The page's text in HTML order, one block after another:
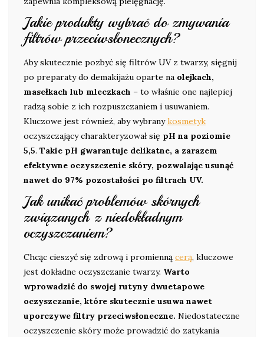
Jakie produkty wybrać do zmywania
filtrów przeciwsłonecznych?
Aby skutecznie pozbyć się filtrów UV z twarzy, sięgnij
po preparaty do demakijażu oparte na olejkach,
masełkach lub mleczkach – to właśnie one najlepiej
radzą sobie z ich rozpuszczaniem i usuwaniem.
Kluczowe jest również, aby wybranykosmetyk
oczyszczający charakteryzował się pH na poziomie
5,5. Takie pH gwarantuje delikatne, a zarazem
efektywne oczyszczenie skóry, pozwalając usunąć
nawet do 97% pozostałości po filtrach UV.
Jak unikać problemów skórnych
związanych z niedokładnym
oczyszczaniem?
Chcąc cieszyć się zdrową i promienną cerą, kluczowe
jest dokładne oczyszczanie twarzy. Warto
wprowadzić do swojej rutyny dwuetapowe
oczyszczanie, które skutecznie usuwa nawet
uporczywe filtry przeciwsłoneczne. Niedostateczne
oczyszczenie skóry może prowadzić do zatykania